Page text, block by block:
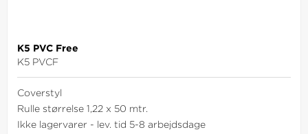
K5 PVC Free
K5 PVCF
Coverstyl
Rulle størrelse 1,22 x 50 mtr.
Ikke lagervarer - lev. tid 5-8 arbejdsdage